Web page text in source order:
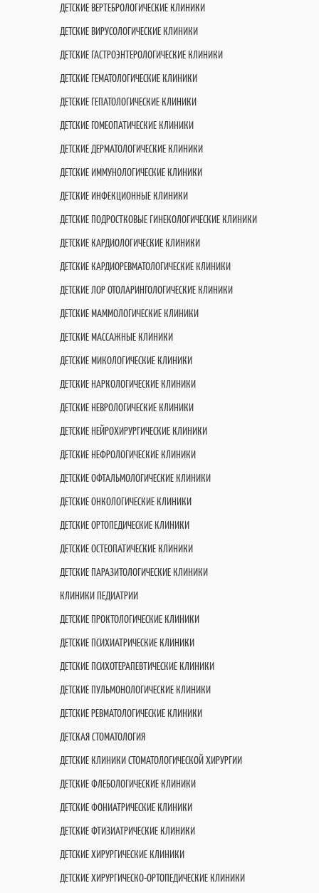
ДЕТСКИЕ ВЕРТЕБРОЛОГИЧЕСКИЕ КЛИНИКИ
ДЕТСКИЕ ВИРУСОЛОГИЧЕСКИЕ КЛИНИКИ
ДЕТСКИЕ ГАСТРОЭНТЕРОЛОГИЧЕСКИЕ КЛИНИКИ
ДЕТСКИЕ ГЕМАТОЛОГИЧЕСКИЕ КЛИНИКИ
ДЕТСКИЕ ГЕПАТОЛОГИЧЕСКИЕ КЛИНИКИ
ДЕТСКИЕ ГОМЕОПАТИЧЕСКИЕ КЛИНИКИ
ДЕТСКИЕ ДЕРМАТОЛОГИЧЕСКИЕ КЛИНИКИ
ДЕТСКИЕ ИММУНОЛОГИЧЕСКИЕ КЛИНИКИ
ДЕТСКИЕ ИНФЕКЦИОННЫЕ КЛИНИКИ
ДЕТСКИЕ ПОДРОСТКОВЫЕ ГИНЕКОЛОГИЧЕСКИЕ КЛИНИКИ
ДЕТСКИЕ КАРДИОЛОГИЧЕСКИЕ КЛИНИКИ
ДЕТСКИЕ КАРДИОРЕВМАТОЛОГИЧЕСКИЕ КЛИНИКИ
ДЕТСКИЕ ЛОР ОТОЛАРИНГОЛОГИЧЕСКИЕ КЛИНИКИ
ДЕТСКИЕ МАММОЛОГИЧЕСКИЕ КЛИНИКИ
ДЕТСКИЕ МАССАЖНЫЕ КЛИНИКИ
ДЕТСКИЕ МИКОЛОГИЧЕСКИЕ КЛИНИКИ
ДЕТСКИЕ НАРКОЛОГИЧЕСКИЕ КЛИНИКИ
ДЕТСКИЕ НЕВРОЛОГИЧЕСКИЕ КЛИНИКИ
ДЕТСКИЕ НЕЙРОХИРУРГИЧЕСКИЕ КЛИНИКИ
ДЕТСКИЕ НЕФРОЛОГИЧЕСКИЕ КЛИНИКИ
ДЕТСКИЕ ОФТАЛЬМОЛОГИЧЕСКИЕ КЛИНИКИ
ДЕТСКИЕ ОНКОЛОГИЧЕСКИЕ КЛИНИКИ
ДЕТСКИЕ ОРТОПЕДИЧЕСКИЕ КЛИНИКИ
ДЕТСКИЕ ОСТЕОПАТИЧЕСКИЕ КЛИНИКИ
ДЕТСКИЕ ПАРАЗИТОЛОГИЧЕСКИЕ КЛИНИКИ
КЛИНИКИ ПЕДИАТРИИ
ДЕТСКИЕ ПРОКТОЛОГИЧЕСКИЕ КЛИНИКИ
ДЕТСКИЕ ПСИХИАТРИЧЕСКИЕ КЛИНИКИ
ДЕТСКИЕ ПСИХОТЕРАПЕВТИЧЕСКИЕ КЛИНИКИ
ДЕТСКИЕ ПУЛЬМОНОЛОГИЧЕСКИЕ КЛИНИКИ
ДЕТСКИЕ РЕВМАТОЛОГИЧЕСКИЕ КЛИНИКИ
ДЕТСКАЯ СТОМАТОЛОГИЯ
ДЕТСКИЕ КЛИНИКИ СТОМАТОЛОГИЧЕСКОЙ ХИРУРГИИ
ДЕТСКИЕ ФЛЕБОЛОГИЧЕСКИЕ КЛИНИКИ
ДЕТСКИЕ ФОНИАТРИЧЕСКИЕ КЛИНИКИ
ДЕТСКИЕ ФТИЗИАТРИЧЕСКИЕ КЛИНИКИ
ДЕТСКИЕ ХИРУРГИЧЕСКИЕ КЛИНИКИ
ДЕТСКИЕ ХИРУРГИЧЕСКО-ОРТОПЕДИЧЕСКИЕ КЛИНИКИ